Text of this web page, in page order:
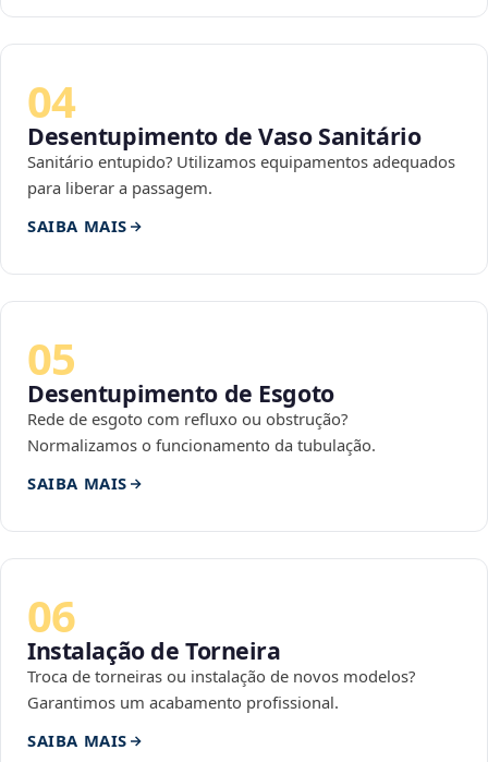
04
Desentupimento de Vaso Sanitário
Sanitário entupido? Utilizamos equipamentos adequados
para liberar a passagem.
SAIBA MAIS
05
Desentupimento de Esgoto
Rede de esgoto com refluxo ou obstrução?
Normalizamos o funcionamento da tubulação.
SAIBA MAIS
06
Instalação de Torneira
Troca de torneiras ou instalação de novos modelos?
Garantimos um acabamento profissional.
SAIBA MAIS